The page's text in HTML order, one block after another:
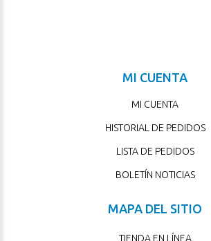
MI CUENTA
MI CUENTA
HISTORIAL DE PEDIDOS
LISTA DE PEDIDOS
BOLETÍN NOTICIAS
MAPA DEL SITIO
TIENDA EN LÍNEA